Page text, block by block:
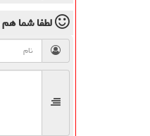
لطفا شما هم